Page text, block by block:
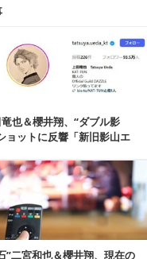
也＆櫻井翔、“ダブル影
ョットに反響「新旧影山エ
”二宮和也＆櫻井翔、現在の